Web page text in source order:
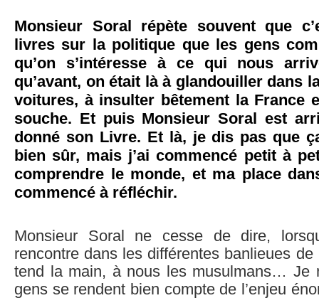
Monsieur Soral répète souvent que
livres sur la politique que les gens
qu’on s’intéresse à ce qui nous
qu’avant, on était là à glandouiller dans
voitures, à insulter bêtement la France
souche. Et puis Monsieur Soral est
donné son Livre. Et là, je dis pas que
bien sûr, mais j’ai commencé petit à
comprendre le monde, et ma place
commencé à réfléchir.
Monsieur Soral ne cesse de dire,
rencontre dans les différentes banlieues de
tend la main, à nous les musulmans… Je
gens se rendent bien compte de l’enjeu